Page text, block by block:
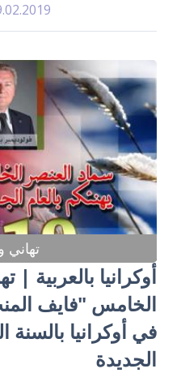
- 16:45
تهاني
أوكرانيا بالعربية |
الخامس "فايف
الجديدة